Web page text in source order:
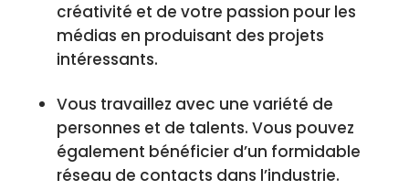
créativité et de votre passion pour les
médias en produisant des projets
intéressants.
Vous travaillez avec une variété de
personnes et de talents. Vous pouvez
également bénéficier d’un formidable
réseau de contacts dans l’industrie.